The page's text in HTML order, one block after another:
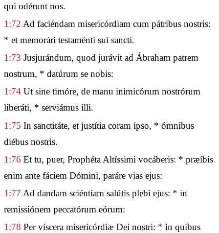
qui odérunt nos.
1:72 Ad faciéndam misericórdiam cum pátribus nostris:
* et memorári testaménti sui sancti.
1:73 Jusjurándum, quod jurávit ad Ábraham patrem
nostrum, * datúrum se nobis:
1:74 Ut sine timóre, de manu inimicórum nostrórum
liberáti, * serviámus illi.
1:75 In sanctitáte, et justítia coram ipso, * ómnibus
diébus nostris.
1:76 Et tu, puer, Prophéta Altíssimi vocáberis: * præíbis
enim ante fáciem Dómini, paráre vias ejus:
1:77 Ad dandam sciéntiam salútis plebi ejus: * in
remissiónem peccatórum eórum:
1:78 Per víscera misericórdiæ Dei nostri: * in quibus